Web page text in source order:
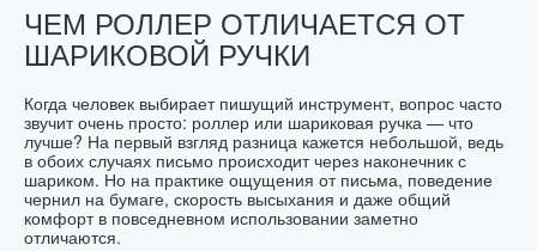
ЧЕМ РОЛЛЕР ОТЛИЧАЕТСЯ ОТ
ШАРИКОВОЙ РУЧКИ
Когда человек выбирает пишущий инструмент, вопрос часто
звучит очень просто: роллер или шариковая ручка — что
лучше? На первый взгляд разница кажется небольшой, ведь
в обоих случаях письмо происходит через наконечник с
шариком. Но на практике ощущения от письма, поведение
чернил на бумаге, скорость высыхания и даже общий
комфорт в повседневном использовании заметно
отличаются.